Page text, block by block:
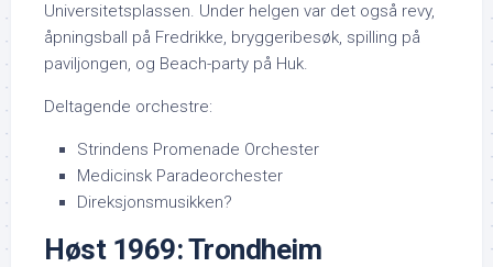
Universitetsplassen. Under helgen var det også revy,
åpningsball på Fredrikke, bryggeribesøk, spilling på
paviljongen, og Beach-party på Huk.
Deltagende orchestre:
Strindens Promenade Orchester
Medicinsk Paradeorchester
Direksjonsmusikken?
Høst 1969: Trondheim